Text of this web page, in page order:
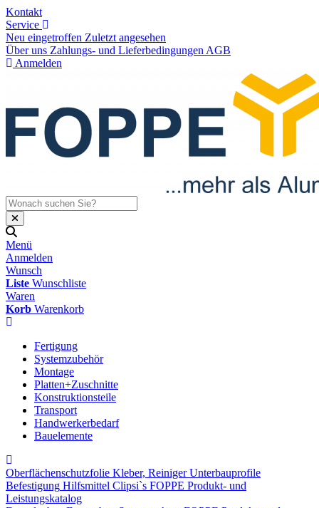
Kontakt
Service
Neu eingetroffen Zuletzt angesehen
Über uns Zahlungs- und Lieferbedingungen AGB
Anmelden
Menü
Anmelden
Wunsch
Liste Wunschliste
Waren
Korb Warenkorb
Fertigung
Systemzubehör
Montage
Platten+Zuschnitte
Konstruktionsteile
Transport
Handwerkerbedarf
Bauelemente
Oberflächenschutzfolie Kleber, Reiniger Unterbauprofile
Befestigung Hilfsmittel Clipsi`s FOPPE Produkt- und
Leistungskatalog